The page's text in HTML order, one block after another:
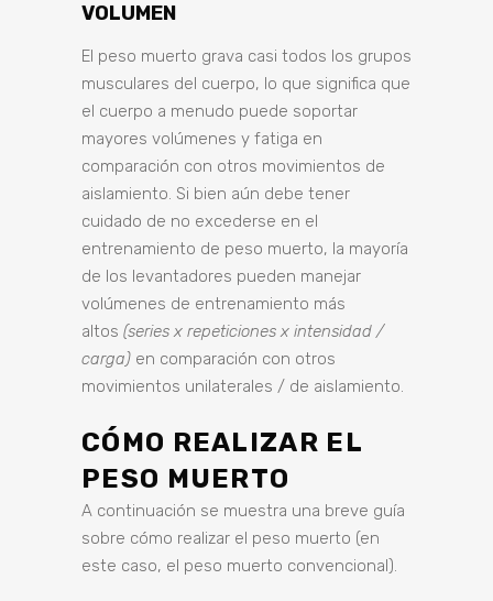
VOLUMEN
El peso muerto grava casi todos los grupos
musculares del cuerpo, lo que significa que
el cuerpo a menudo puede soportar
mayores volúmenes y fatiga en
comparación con otros movimientos de
aislamiento. Si bien aún debe tener
cuidado de no excederse en el
entrenamiento de peso muerto, la mayoría
de los levantadores pueden manejar
volúmenes de entrenamiento más
altos (series x repeticiones x intensidad /
carga) en comparación con otros
movimientos unilaterales / de aislamiento.
CÓMO REALIZAR EL
PESO MUERTO
A continuación se muestra una breve guía
sobre cómo realizar el peso muerto (en
este caso, el peso muerto convencional).